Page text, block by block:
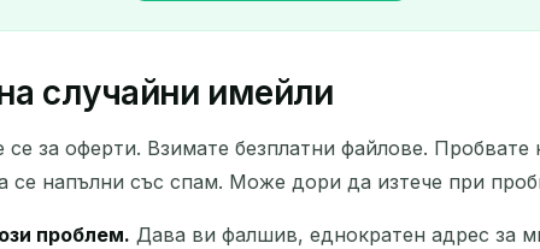
Вашият временен имейл адрес:
Копирай
случайни имейли
за оферти. Взимате безплатни файлове.
напълни със спам. Може дори да изтече при
проблем. Дава ви фалшив, еднократен адрес за